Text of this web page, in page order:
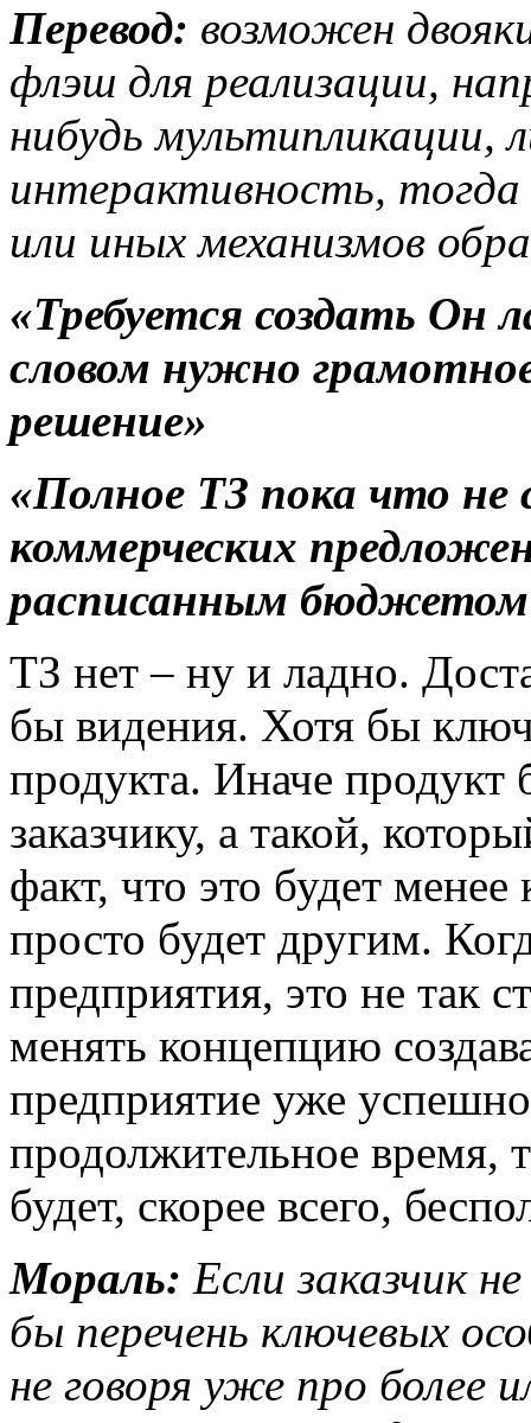
Перевод: возможен
флэш для реализации,
нибудь мультипликации,
интерактивность, тогда
или иных механизмов
«Требуется создать Он
словом нужно
решение»
«Полное ТЗ пока что
коммерческих
расписанным бюджетом
ТЗ нет – ну и ладно.
бы видения. Хотя бы
продукта. Иначе продукт
заказчику, а такой,
факт, что это будет
просто будет другим.
предприятия, это не так
менять концепцию
предприятие уже
продолжительное время,
будет, скорее всего,
Мораль: Если заказчик
бы перечень ключевых
не говоря уже про более